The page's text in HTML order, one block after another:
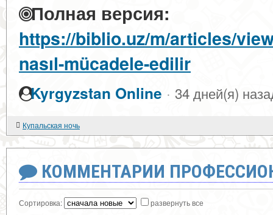
Полная версия:
https://biblio.uz/m/articles/
nasıl-mücadele-edilir
Kyrgyzstan Online · 34 дней(я)
Купальская ночь
КОММЕНТАРИИ
Сортировка: развернуть все